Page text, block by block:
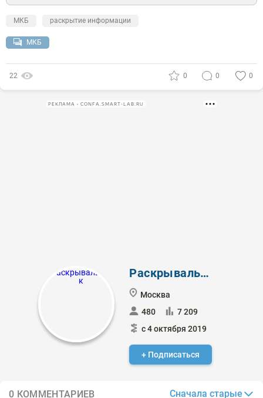
МКБ раскрытие информации
МКБ
22 0 0 0
РЕКЛАМА • CONFA.SMART-LAB.RU
Раскрывальщик
Москва
480
7 209
с 4 октября 2019
+ Подписаться
0 КОММЕНТАРИЕВ Сначала старые